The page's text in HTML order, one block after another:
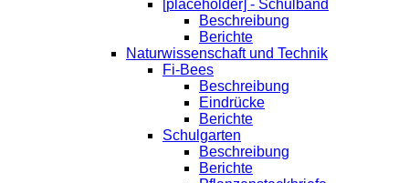
[placeholder] - Schulband
Beschreibung
Berichte
Naturwissenschaft und Technik
Fi-Bees
Beschreibung
Eindrücke
Berichte
Schulgarten
Beschreibung
Berichte